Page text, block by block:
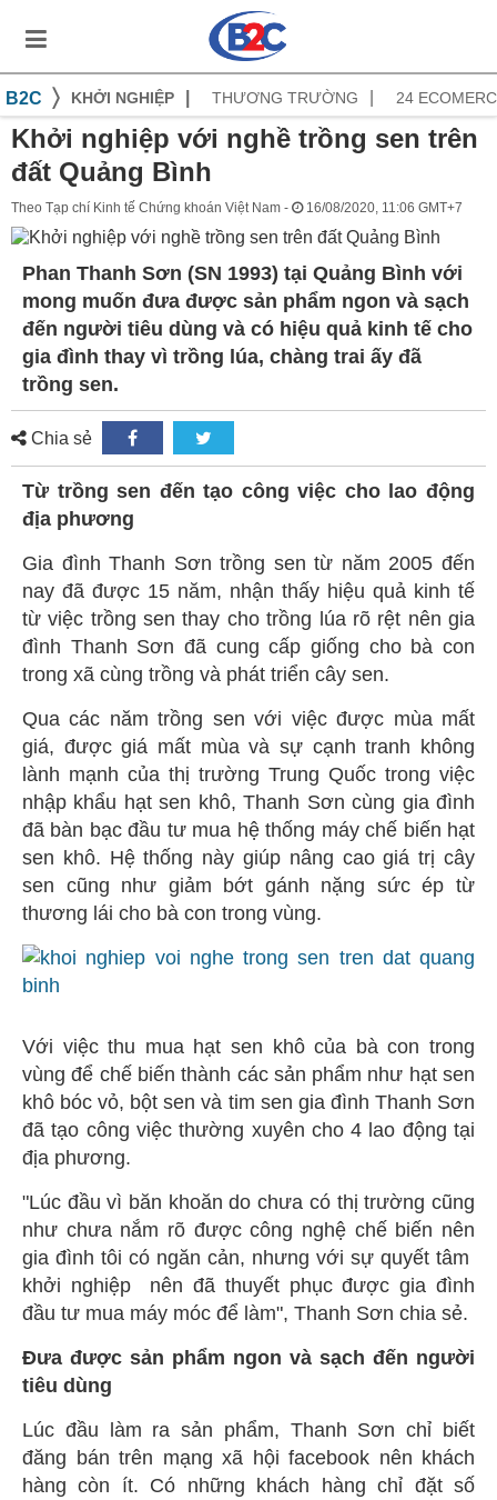
B2C KHỞI NGHIỆP THƯƠNG TRƯỜNG 24
Khởi nghiệp với nghề trồng sen trên
đất Quảng Bình
Theo Tạp chí Kinh tế Chứng khoán Việt Nam - 16/08/2020, 11:06 GMT+7
Phan Thanh Sơn (SN 1993) tại Quảng Bình với
mong muốn đưa được sản phẩm ngon và sạch
đến người tiêu dùng và có hiệu quả kinh tế cho
gia đình thay vì trồng lúa, chàng trai ấy đã
trồng sen.
Chia sẻ
Từ trồng sen đến tạo công việc cho lao động
địa phương
Gia đình Thanh Sơn trồng sen từ năm 2005 đến
nay đã được 15 năm, nhận thấy hiệu quả kinh tế
từ việc trồng sen thay cho trồng lúa rõ rệt nên gia
đình Thanh Sơn đã cung cấp giống cho bà con
trong xã cùng trồng và phát triển cây sen.
Qua các năm trồng sen với việc được mùa mất
giá, được giá mất mùa và sự cạnh tranh không
lành mạnh của thị trường Trung Quốc trong việc
nhập khẩu hạt sen khô, Thanh Sơn cùng gia đình
đã bàn bạc đầu tư mua hệ thống máy chế biến hạt
sen khô. Hệ thống này giúp nâng cao giá trị cây
sen cũng như giảm bớt gánh nặng sức ép từ
thương lái cho bà con trong vùng.
Với việc thu mua hạt sen khô của bà con trong
vùng để chế biến thành các sản phẩm như hạt sen
khô bóc vỏ, bột sen và tim sen gia đình Thanh Sơn
đã tạo công việc thường xuyên cho 4 lao động tại
địa phương.
"Lúc đầu vì băn khoăn do chưa có thị trường cũng
như chưa nắm rõ được công nghệ chế biến nên
gia đình tôi có ngăn cản, nhưng với sự quyết tâm
khởi nghiệp
nên đã thuyết phục được gia đình
đầu tư mua máy móc để làm", Thanh Sơn chia sẻ.
Đưa được sản phẩm ngon và sạch đến người
tiêu dùng
Lúc đầu làm ra sản phẩm, Thanh Sơn chỉ biết
đăng bán trên mạng xã hội facebook nên khách
hàng còn ít. Có những khách hàng chỉ đặt số